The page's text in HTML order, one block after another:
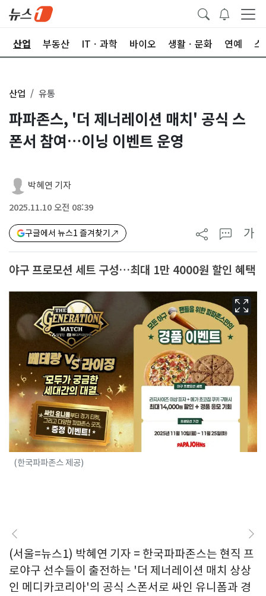
산업 부동산 ITㆍ과학 바이오 생활ㆍ문화 연예 스
산업 유통
파파존스, '더 제너레이션 매치' 공식 스
폰서 참여…이닝 이벤트 운영
박혜연 기자
2025.11.10 오전 08:39
구글에서 뉴스1 즐겨찾기 가
야구 프로모션 세트 구성…최대 1만 4000원 할인 혜택
(한국파파존스 제공)
(서울=뉴스1) 박혜연 기자 = 한국파파존스는 현직 프
로야구 선수들이 출전하는 '더 제너레이션 매치 상상
인 메디카코리아'의 공식 스폰서로 싸인 유니폼과 경